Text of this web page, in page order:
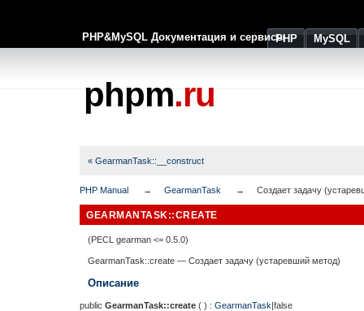
PHP&MySQL Документация и сервисыPHP MySQL
phpm.ru
« GearmanTask::__construct
PHP Manual GearmanTask Создает задачу
GEARMANTASK::CREATE
(PECL gearman <= 0.5.0)
GearmanTask::create — Создает задачу (устаревший метод)
Описание
public GearmanTask::create ( ) : GearmanTask|false